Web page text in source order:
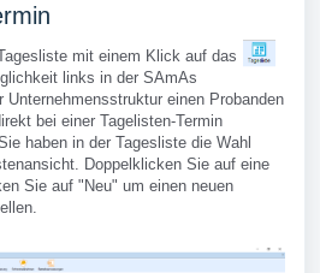
mit einem Klick auf das
links in der SAmAs
Unternehmensstruktur einen Probanden
bei einer Tagelisten-Termin
haben in der Tagesliste die Wahl
Doppelklicken Sie auf eine
Sie auf "Neu" um einen neuen